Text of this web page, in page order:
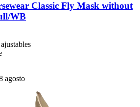
Classic Fly Mask without
WB
agosto